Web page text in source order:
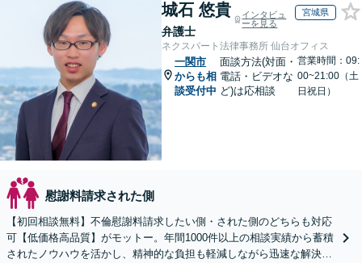
城石 悠貴
弁護士
インタビュ
ーを見る
宮城県
ネクスパート法律事務所 仙台オフィス
一関市
からも相
談受付中
面談方法(対面・
電話・ビデオな
ど)は応相談
営業時間：09:
00~21:00（土
日祝日）
慰謝料請求された側
【初回相談無料】不倫慰謝料請求したい側・された側のどちらも対応
可【低価格高品質】がモットー。年間1000件以上の相談実績から蓄積
されたノウハウを活かし、精神的な負担も軽減しながら迅速な解決を